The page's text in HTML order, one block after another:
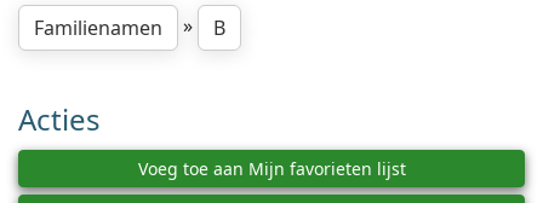
Familienamen
» B
Acties
Voeg toe aan Mijn favorieten lijst